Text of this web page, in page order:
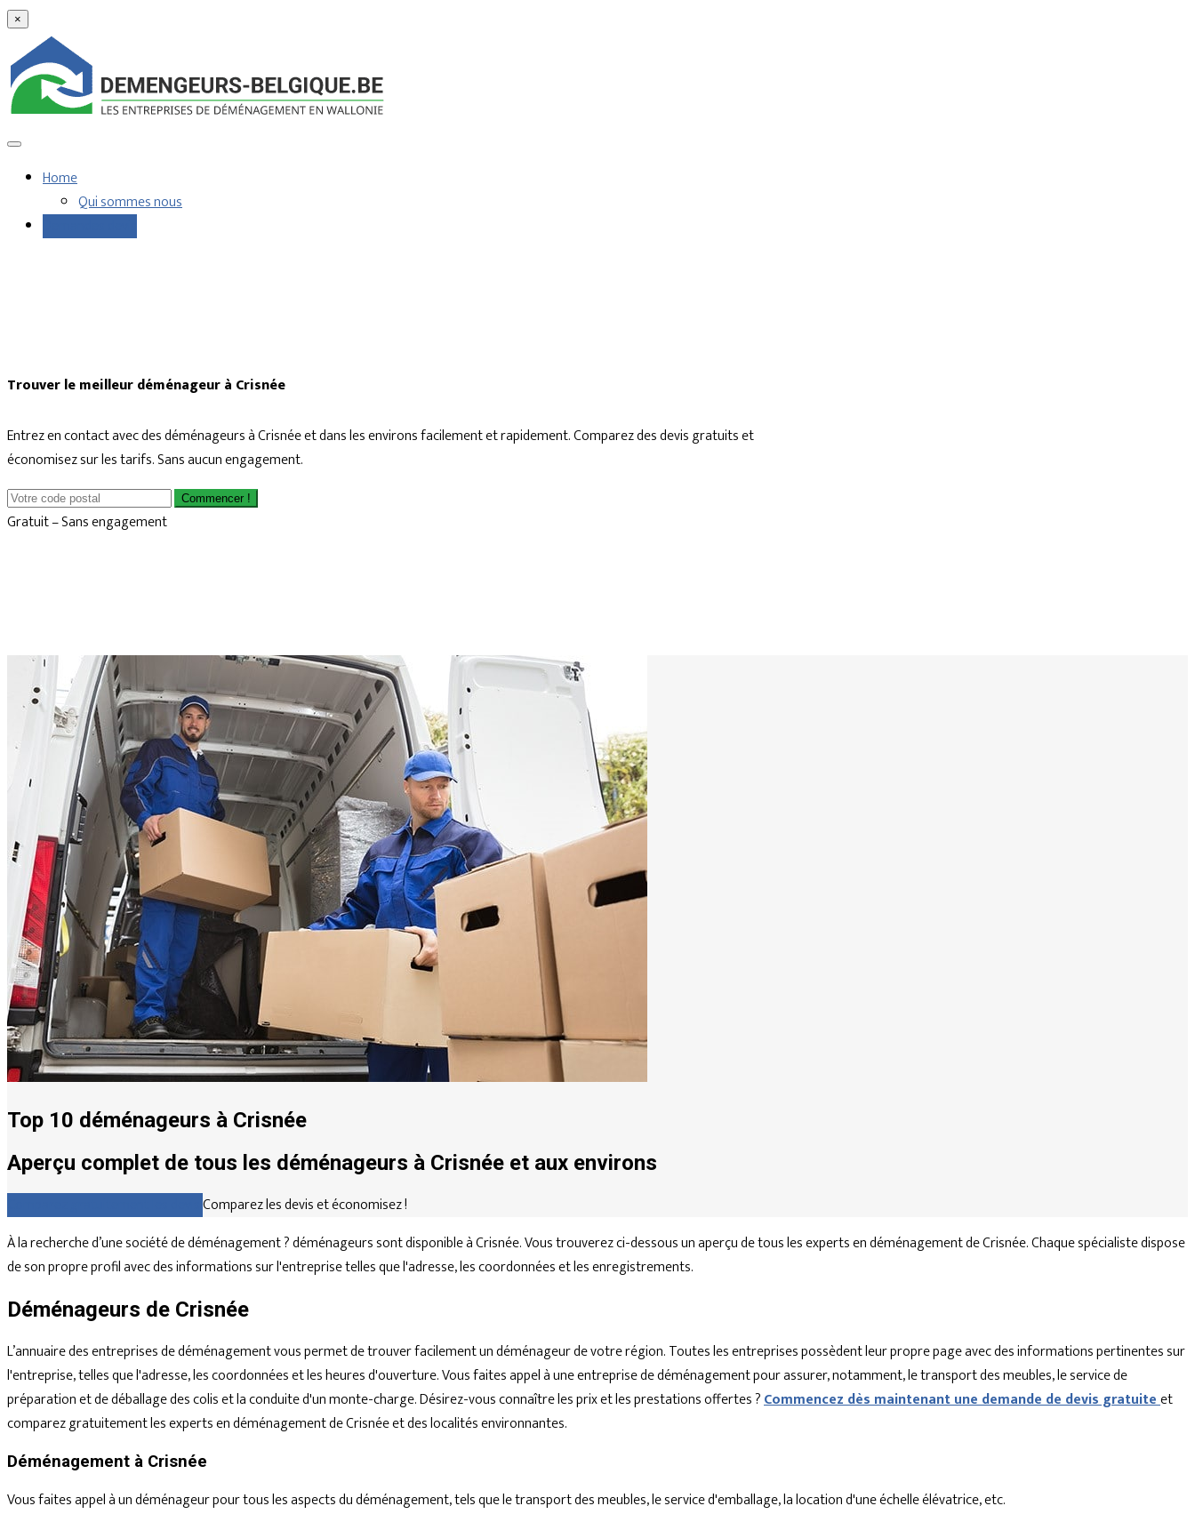
×
Home
Qui sommes nous
Trouver le meilleur déménageur à Crisnée
Entrez en contact avec des déménageurs à Crisnée et dans les environs facilement et rapidement. Comparez des devis gratuits et
économisez sur les tarifs. Sans aucun engagement.
Commencer !
Gratuit – Sans engagement
Top 10 déménageurs à Crisnée
Aperçu complet de tous les déménageurs à Crisnée et aux environs
Comparez les devis et économisez !
À la recherche d’une société de déménagement ? déménageurs sont disponible à Crisnée. Vous trouverez ci-dessous un aperçu de tous les experts en déménagement de Crisnée. Chaque spécialiste dispose
de son propre profil avec des informations sur l'entreprise telles que l'adresse, les coordonnées et les enregistrements.
Déménageurs de Crisnée
L’annuaire des entreprises de déménagement vous permet de trouver facilement un déménageur de votre région. Toutes les entreprises possèdent leur propre page avec des informations pertinentes sur
l'entreprise, telles que l'adresse, les coordonnées et les heures d'ouverture. Vous faites appel à une entreprise de déménagement pour assurer, notamment, le transport des meubles, le service de
préparation et de déballage des colis et la conduite d'un monte-charge. Désirez-vous connaître les prix et les prestations offertes ?Commencez dès maintenant une demande de devis gratuiteet
comparez gratuitement les experts en déménagement de Crisnée et des localités environnantes.
Déménagement à Crisnée
Vous faites appel à un déménageur pour tous les aspects du déménagement, tels que le transport des meubles, le service d'emballage, la location d'une échelle élévatrice, etc.